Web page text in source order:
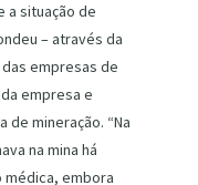
a situação de
– através da
empresas de
empresa e
mineração. “Na
na mina há
médica, embora